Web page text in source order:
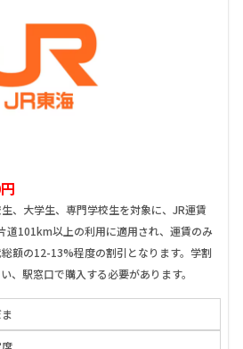
生、大学生、専門学校生を対象に、JR運賃
道101km以上の利用に適用され、運賃のみ
額の12-13%程度の割引となります。学割
、駅窓口で購入する必要があります。